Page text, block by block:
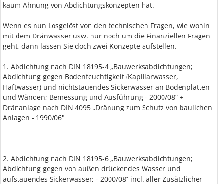
kaum Ahnung von Abdichtungskonzepten hat.
Wenn es nun Losgelöst von den technischen Fragen, wie wohin
mit dem Dränwasser usw. nur noch um die Finanziellen Fragen
geht, dann lassen Sie doch zwei Konzepte aufstellen.
1. Abdichtung nach DIN 18195-4 „Bauwerksabdichtungen;
Abdichtung gegen Bodenfeuchtigkeit (Kapillarwasser,
Haftwasser) und nichtstauendes Sickerwasser an Bodenplatten
und Wänden; Bemessung und Ausführung - 2000/08“ +
Dränanlage nach DIN 4095 „Dränung zum Schutz von baulichen
Anlagen - 1990/06"
2. Abdichtung nach DIN 18195-6 „Bauwerksabdichtungen;
Abdichtung gegen von außen drückendes Wasser und
aufstauendes Sickerwasser; - 2000/08“ incl. aller Zusätzlicher